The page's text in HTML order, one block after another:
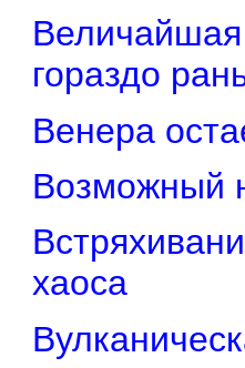
Величайшая
гораздо
Венера
Возможный
хаоса